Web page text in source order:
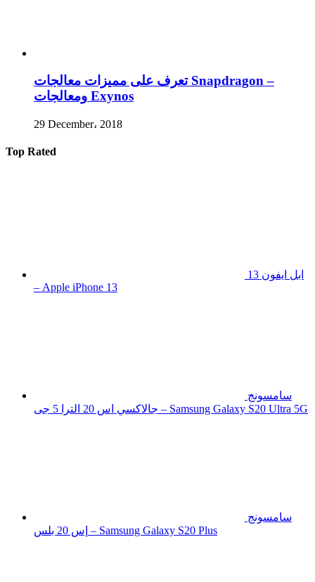
تعرف على مميزات معالجات Snapdragon –
ومعالجات Exynos
29 December، 2018
Top Rated
ابل ايفون 13
– Apple iPhone 13
سامسونج
جالاكسي اس 20 الترا 5 جى – Samsung Galaxy S20 Ultra 5G
سامسونج
إس 20 بلس – Samsung Galaxy S20 Plus